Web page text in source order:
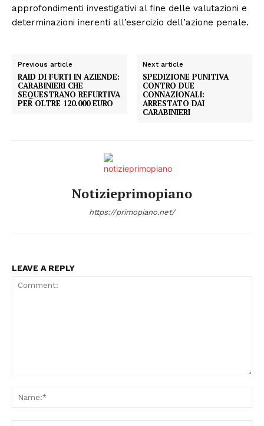
approfondimenti investigativi al fine delle valutazioni e
determinazioni inerenti all’esercizio dell’azione penale.
Previous article
RAID DI FURTI IN AZIENDE:
CARABINIERI CHE
SEQUESTRANO REFURTIVA
PER OLTRE 120.000 EURO
Next article
SPEDIZIONE PUNITIVA
CONTRO DUE
CONNAZIONALI:
ARRESTATO DAI
CARABINIERI
Notizieprimopiano
https://primopiano.net/
LEAVE A REPLY